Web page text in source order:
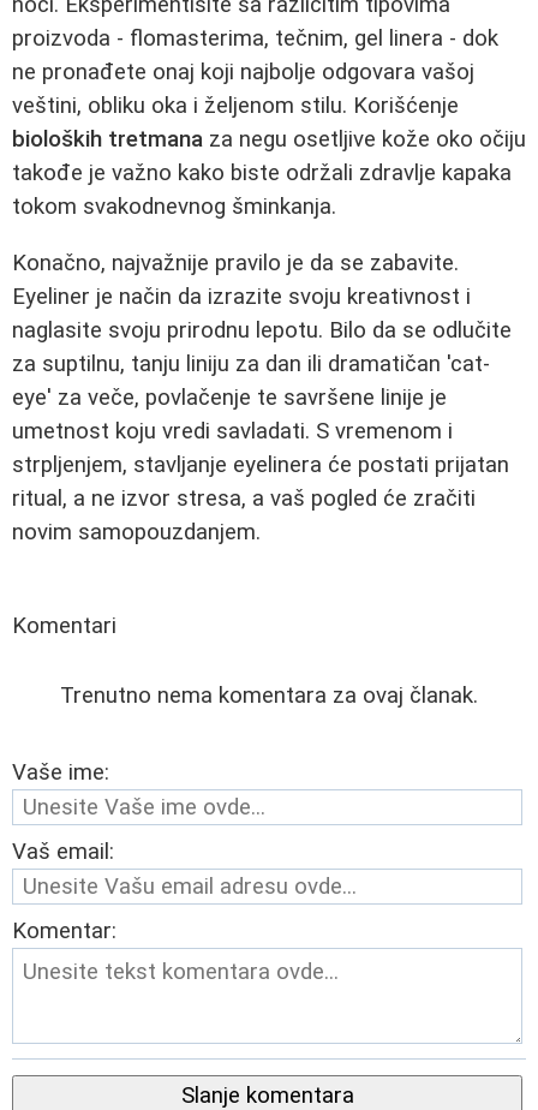
proizvoda - flomasterima, tečnim, gel linera - dok
ne pronađete onaj koji najbolje odgovara vašoj
veštini, obliku oka i željenom stilu. Korišćenje
bioloških tretmana za negu osetljive kože oko očiju
takođe je važno kako biste održali zdravlje kapaka
tokom svakodnevnog šminkanja.
Konačno, najvažnije pravilo je da se zabavite.
Eyeliner je način da izrazite svoju kreativnost i
naglasite svoju prirodnu lepotu. Bilo da se odlučite
za suptilnu, tanju liniju za dan ili dramatičan 'cat-
eye' za veče, povlačenje te savršene linije je
umetnost koju vredi savladati. S vremenom i
strpljenjem, stavljanje eyelinera će postati prijatan
ritual, a ne izvor stresa, a vaš pogled će zračiti
novim samopouzdanjem.
Komentari
Trenutno nema komentara za ovaj članak.
Vaše ime:
Vaš email:
Komentar:
Slanje komentara